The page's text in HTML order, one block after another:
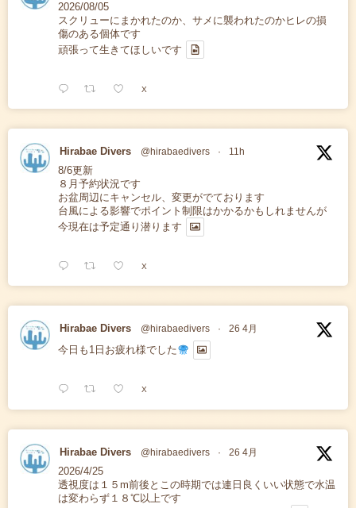
2026/08/05
スクリューにまかれたのか、サメに襲われたのかヒレの損
傷のある個体です
頑張って生きてほしいです
X
Hirabae Divers @hirabaedivers · 11h
8/6更新
８月予約状況です
お盆周辺にキャンセル、変更がでております
台風による影響でポイント制限はかかるかもしれませんが
今現在は予定通り潜ります
X
Hirabae Divers @hirabaedivers · 26 4月
今日も1日お疲れ様でした
X
Hirabae Divers @hirabaedivers · 26 4月
2026/4/25
透視度は１５m前後とこの時期では連日良くいい状態で水温
は変わらず１８℃以上です